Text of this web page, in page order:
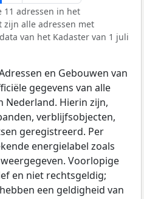
11 adressen in het
zijn alle adressen met
data van het Kadaster van 1 juli
en Gebouwen van
gegevens van alle
Nederland. Hierin zijn,
verblijfsobjecten,
geregistreerd. Per
energielabel zoals
weergegeven. Voorlopige
en niet rechtsgeldig;
een geldigheid van